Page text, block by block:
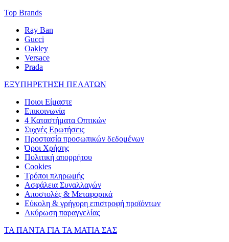
Top Brands
Ray Ban
Gucci
Oakley
Versace
Prada
ΕΞΥΠΗΡΕΤΗΣΗ ΠΕΛΑΤΩΝ
Ποιοι Είμαστε
Επικοινωνία
4 Καταστήματα Οπτικών
Συχνές Ερωτήσεις
Προστασία προσωπικών δεδομένων
Όροι Χρήσης
Πολιτική απορρήτου
Cookies
Τρόποι πληρωμής
Ασφάλεια Συναλλαγών
Αποστολές & Μεταφορικά
Εύκολη & γρήγορη επιστροφή προϊόντων
Ακύρωση παραγγελίας
ΤΑ ΠΑΝΤΑ ΓΙΑ ΤΑ ΜΑΤΙΑ ΣΑΣ